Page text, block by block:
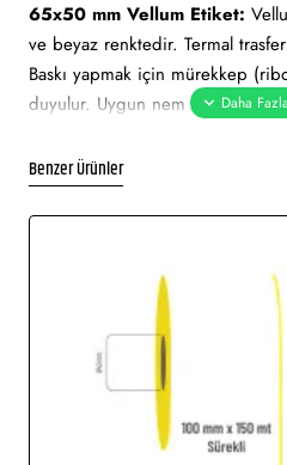
65x50 mm Vellum Etiket:
ve beyaz renktedir. Termal
Baskı yapmak için mürekkep
duyulur. Uygun nem ve
ışını gibi hafif derecedeki
65x50 mm Vellum Etiket tüm
(Kuvvetli yapışkan tutkal),
tutkal), Deep frezee (Soğuğa
Kullanılan Etiketler:
Barkod
ürün etiketi, koli üstü etiketi.
ürünlerinde kullanımı uygundur.
Benzer Ürünler